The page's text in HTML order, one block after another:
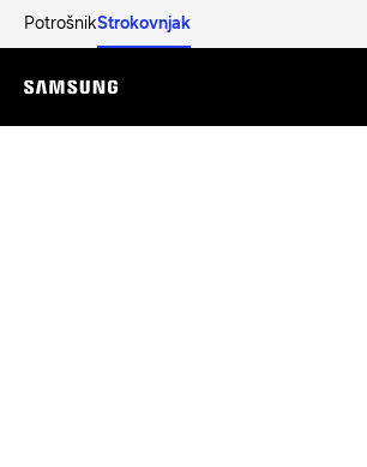
PotrošnikStrokovnjak
Menu